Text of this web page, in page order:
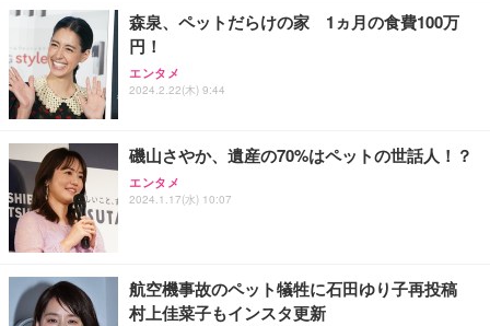
務用 おしゃれ パソコンチェア (ブラック)
Sezlife オフィスチェア デスクチェア 疲れない テレ
ワーク チェア 強化バックレスト 30度ロッキング機
能 人間工学 椅子 腰サポート 90度跳ね上げ式アーム
務用 おしゃれ パソコンチェア (ホワイト)
ANDWINT オフィスチェア デスクチェア 肘なし メ
ッシュ 通気性 ランバーサポート付き 腰サポート ガ
【整備済み品】Dell E2724HS 27インチ 液晶モニタ
ー フルHD（1920×1080）VA 非光沢 HDMI/DisplayP
ort/VGA スピーカー内蔵 高さ調整 スイベル VESA対
【MiniLED/24.5inch/280Hz/FHD】GRAPHT THE S
HOOTER Gaming Monitor 24” Essential ゲーミン
Smart Basic(スマートベーシック) 【Amazon.co.jp
限定】 Smart Basic アイリスオーヤマ ペットシーツ
超厚型 お徳用 ワイド 100枚入 (x 1) (ケース販売)
アイリスオーヤマ ペットシーツ 超厚型 お徳用 レギ
ュラー 200枚入【Amazon.co.jp限定】
森泉、ペットだらけの家 1ヵ月の食費100万
円！
エンタメ
2024.2.22(木) 9:44
磯山さやか、遺産の70%はペットの世話人！？
エンタメ
2024.1.17(水) 10:07
航空機事故のペット犠牲に石田ゆり子再投稿
村上佳菜子もインスタ更新